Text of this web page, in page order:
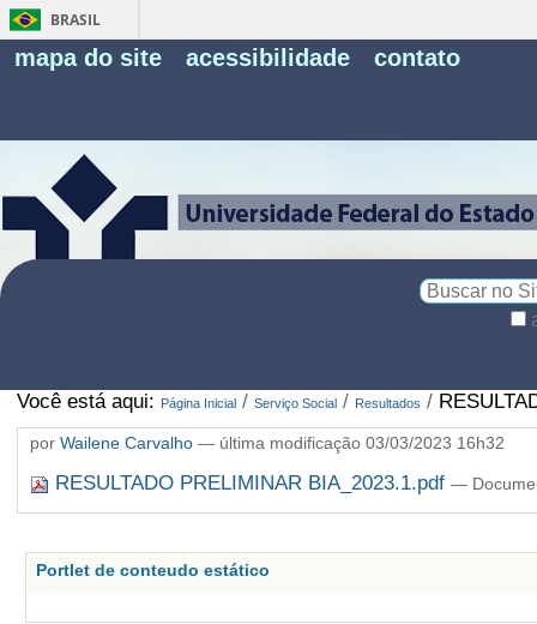
BRASIL
mapa do site acessibilidade contato
Você está aqui: Página Inicial / Serviço Social / Resultados /
por Wailene Carvalho— última modificação03/03/2023 16h32
RESULTADO PRELIMINAR BIA_2023.1.pdf —
Portlet de conteudo estático